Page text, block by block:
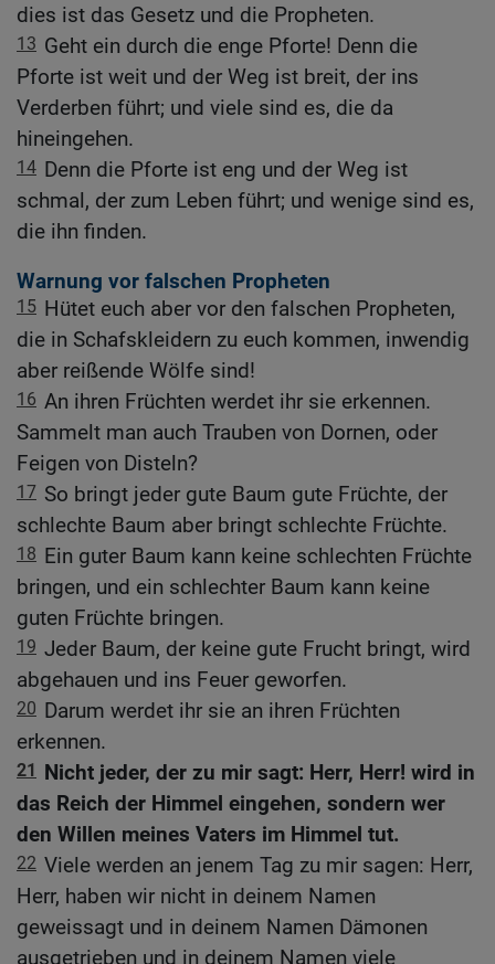
dies ist das Gesetz und die Propheten.
13 Geht ein durch die enge Pforte! Denn die
Pforte ist weit und der Weg ist breit, der ins
Verderben führt; und viele sind es, die da
hineingehen.
14 Denn die Pforte ist eng und der Weg ist
schmal, der zum Leben führt; und wenige sind es,
die ihn finden.
Warnung vor falschen Propheten
15 Hütet euch aber vor den falschen Propheten,
die in Schafskleidern zu euch kommen, inwendig
aber reißende Wölfe sind!
16 An ihren Früchten werdet ihr sie erkennen.
Sammelt man auch Trauben von Dornen, oder
Feigen von Disteln?
17 So bringt jeder gute Baum gute Früchte, der
schlechte Baum aber bringt schlechte Früchte.
18 Ein guter Baum kann keine schlechten Früchte
bringen, und ein schlechter Baum kann keine
guten Früchte bringen.
19 Jeder Baum, der keine gute Frucht bringt, wird
abgehauen und ins Feuer geworfen.
20 Darum werdet ihr sie an ihren Früchten
erkennen.
21 Nicht jeder, der zu mir sagt: Herr, Herr! wird in
das Reich der Himmel eingehen, sondern wer
den Willen meines Vaters im Himmel tut.
22 Viele werden an jenem Tag zu mir sagen: Herr,
Herr, haben wir nicht in deinem Namen
geweissagt und in deinem Namen Dämonen
ausgetrieben und in deinem Namen viele